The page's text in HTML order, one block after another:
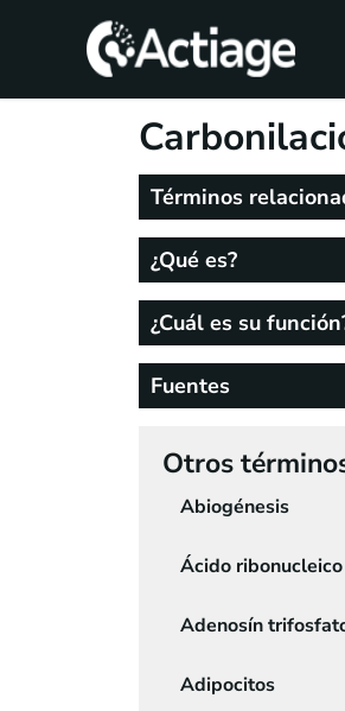
TRATAMIENTOS
Términos
¿Qué es?
¿Cuál es su
Fuentes
Otros
Abiogénesis
Ácido
Adenosín
Adipocitos